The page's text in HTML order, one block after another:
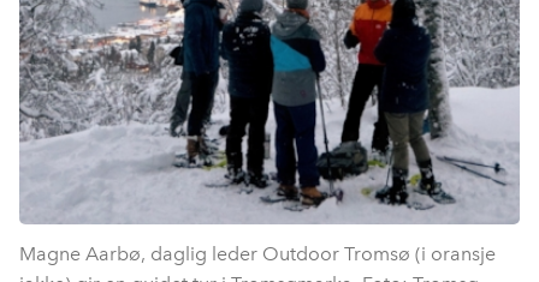
Magne Aarbø, daglig leder Outdoor Tromsø (i oransje